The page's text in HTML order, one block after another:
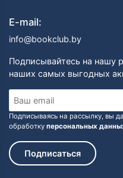
E-mail:
info@bookclub.by
Подписывайтесь на нашу
наших самых выгодных
Подписываясь на рассылку, вы
обработку персональных
Подписаться